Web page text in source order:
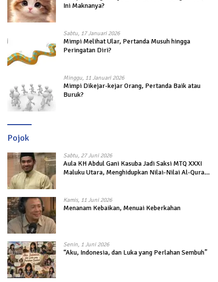
Ini Maknanya?
Sabtu, 17 Januari 2026
Mimpi Melihat Ular, Pertanda Musuh hingga
Peringatan Diri?
Minggu, 11 Januari 2026
Mimpi Dikejar-kejar Orang, Pertanda Baik atau
Buruk?
Pojok
Sabtu, 27 Juni 2026
Aula KH Abdul Gani Kasuba Jadi Saksi MTQ XXXI
Maluku Utara, Menghidupkan Nilai-Nilai Al-Quran
Kamis, 11 Juni 2026
Menanam Kebaikan, Menuai Keberkahan
Senin, 1 Juni 2026
“Aku, Indonesia, dan Luka yang Perlahan Sembuh”